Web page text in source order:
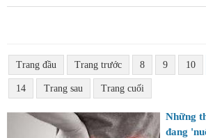
Trang đầu Trang trước 8 9 10
14 Trang sau Trang cuối
Những
đang